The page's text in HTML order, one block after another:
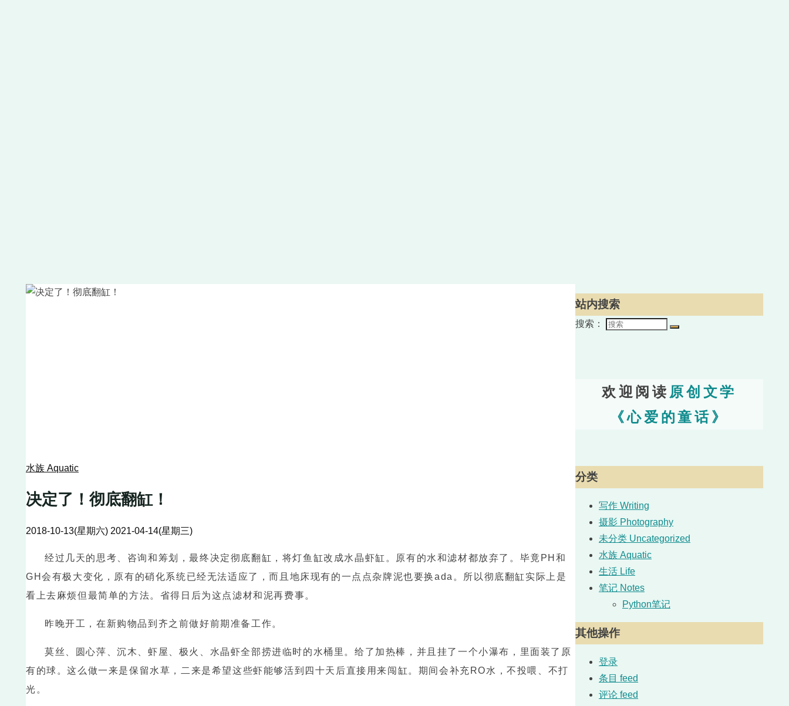
水族 Aquatic
决定了！彻底翻缸！
2018-10-13(星期六) 2021-04-14(星期三)
经过几天的思考、咨询和筹划，最终决定彻底翻缸，将灯鱼缸改成水晶虾缸。原有的水和滤材都放弃了。毕竟PH和
GH会有极大变化，原有的硝化系统已经无法适应了，而且地床现有的一点点杂牌泥也要换ada。所以彻底翻缸实际上是
看上去麻烦但最简单的方法。省得日后为这点滤材和泥再费事。
昨晚开工，在新购物品到齐之前做好前期准备工作。
莫丝、圆心萍、沉木、虾屋、极火、水晶虾全部捞进临时的水桶里。给了加热棒，并且挂了一个小瀑布，里面装了原
有的球。这么做一来是保留水草，二来是希望这些虾能够活到四十天后直接用来闯缸。期间会补充RO水，不投喂、不打
光。
站内搜索
搜索：
欢迎阅读 原创文学
《心爱的童话》
分类
写作 Writing
摄影 Photography
未分类 Uncategorized
水族 Aquatic
生活 Life
笔记 Notes
Python笔记
其他操作
登录
条目 feed
评论 feed